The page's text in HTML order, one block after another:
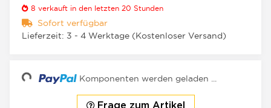
8 verkauft in den letzten 20 Stunden
Sofort verfügbar
Lieferzeit: 3 - 4 Werktage (Kostenloser Versand)
Loading... Komponenten werden geladen ...
Frage zum Artikel